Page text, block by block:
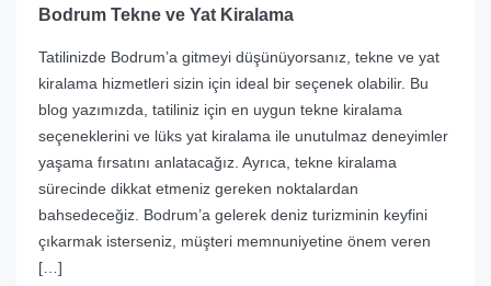
Bodrum Tekne ve Yat Kiralama
Tatilinizde Bodrum’a gitmeyi düşünüyorsanız, tekne ve yat
kiralama hizmetleri sizin için ideal bir seçenek olabilir. Bu
blog yazımızda, tatiliniz için en uygun tekne kiralama
seçeneklerini ve lüks yat kiralama ile unutulmaz deneyimler
yaşama fırsatını anlatacağız. Ayrıca, tekne kiralama
sürecinde dikkat etmeniz gereken noktalardan
bahsedeceğiz. Bodrum’a gelerek deniz turizminin keyfini
çıkarmak isterseniz, müşteri memnuniyetine önem veren
[…]